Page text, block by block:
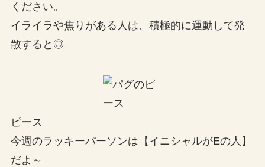
ください。
イライラや焦りがある人は、積極的に運動して発
散すると◎
ピース
今週のラッキーパーソンは【イニシャルがEの人】
だよ～